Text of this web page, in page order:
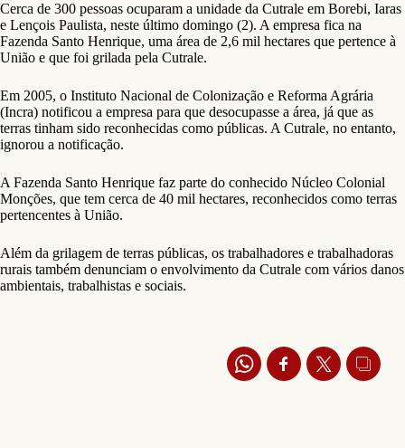
Cerca de 300 pessoas ocuparam a unidade da Cutrale em Borebi, Iaras
e Lençois Paulista, neste último domingo (2). A empresa fica na
Fazenda Santo Henrique, uma área de 2,6 mil hectares que pertence à
União e que foi grilada pela Cutrale.
Em 2005, o Instituto Nacional de Colonização e Reforma Agrária
(Incra) notificou a empresa para que desocupasse a área, já que as
terras tinham sido reconhecidas como públicas. A Cutrale, no entanto,
ignorou a notificação.
A Fazenda Santo Henrique faz parte do conhecido Núcleo Colonial
Monções, que tem cerca de 40 mil hectares, reconhecidos como terras
pertencentes à União.
Além da grilagem de terras públicas, os trabalhadores e trabalhadoras
rurais também denunciam o envolvimento da Cutrale com vários danos
ambientais, trabalhistas e sociais.